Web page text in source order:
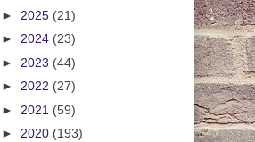
► 2025 (21)
► 2024 (23)
► 2023 (44)
► 2022 (27)
► 2021 (59)
► 2020 (193)